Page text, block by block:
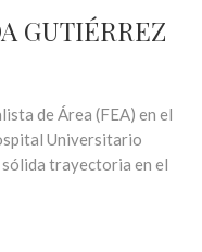
GUTIÉRREZ
de Área (FEA) en el
Universitario
trayectoria en el